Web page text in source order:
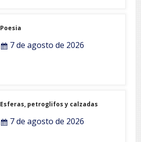
Poesia
7 de agosto de 2026
Esferas, petroglifos y calzadas
7 de agosto de 2026